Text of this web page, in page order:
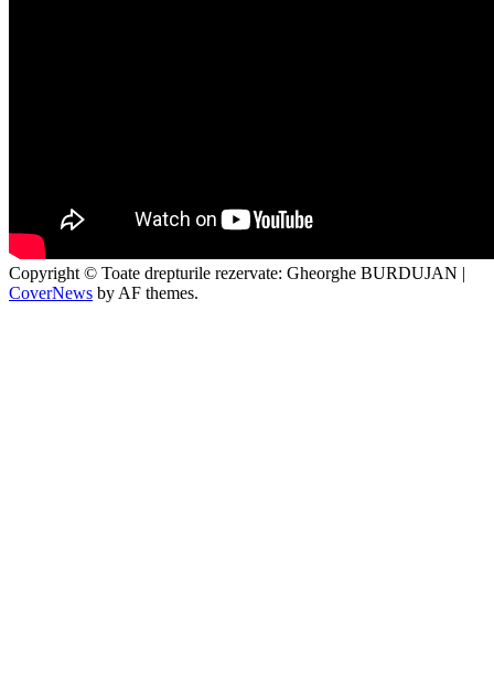
Copyright © Toate drepturile rezervate: Gheorghe BURDUJAN |
CoverNews by AF themes.